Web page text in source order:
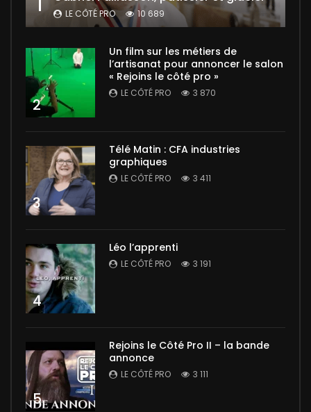
LE CÔTÉ PRO 10 689
2
Un film sur les métiers de
l’artisanat pour annoncer le salon
« Rejoins le côté pro »
LE CÔTÉ PRO 3 870
3
Télé Matin : CFA industries
graphiques
LE CÔTÉ PRO 3 411
4
Léo l’apprenti
LE CÔTÉ PRO 3 191
5
Rejoins le Côté Pro II – la bande
annonce
LE CÔTÉ PRO 3 111